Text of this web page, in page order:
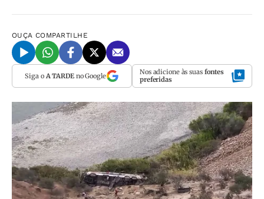
OUÇA COMPARTILHE
Siga o A TARDEno Google Nos adicione às suas fontes
preferidas